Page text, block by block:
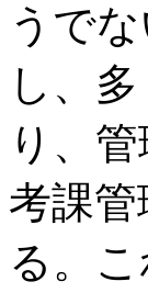
うで
し、
り、
考課
る。